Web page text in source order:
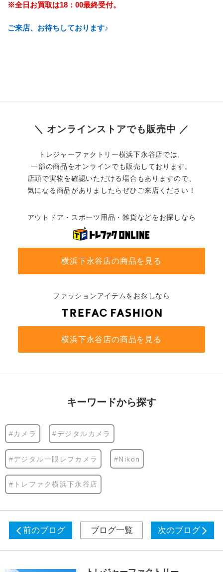
※全日お買取は18：00最終受付。
ご来店、お待ちしております♪
＼ オンラインストアでも販売中 ／
トレジャーファクトリー横浜下永谷店では、
一部の商品をオンラインでも販売しております。
店頭で実物を確認いただける場合もありますので、
気になる商品がありましたらぜひご来店ください！
アウトドア・スポーツ用品・雑貨などをお探しなら
横浜下永谷店の商品を見る
ファッションアイテムをお探しなら
横浜下永谷店の商品を見る
キーワードから探す
#カメラ #デジタルカメラ
#デジタル一眼レフカメラ #Nikon
#トレファク横浜下永谷店
前のブログ ブログ一覧 次のブログ